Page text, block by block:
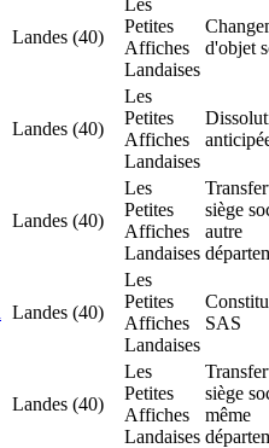
Landes (40)
Les
Petites
Affiches
Landaises
d'objet
Landes (40)
Les
Petites
Affiches
Landaises
Landes (40)
Les
Petites
Affiches
Landaises
siège
autre
Landes (40)
Les
Petites
Affiches
Landaises
SAS
Landes (40)
Les
Petites
Affiches
Landaises
siège
même